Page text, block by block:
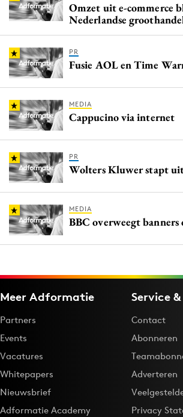
Omzet uit e-commerce
Nederlandse
PR
Fusie AOL en Time
MEDIA
Cappucino via internet
PR
Wolters Kluwer stapt
MEDIA
BBC overweegt
Meer Adformatie
Partners
Events
Vacatures
Whitepapers
Nieuwsbrief
Adformatie Academy
Service
Contact
Abonneren
Adverteren
Privacy